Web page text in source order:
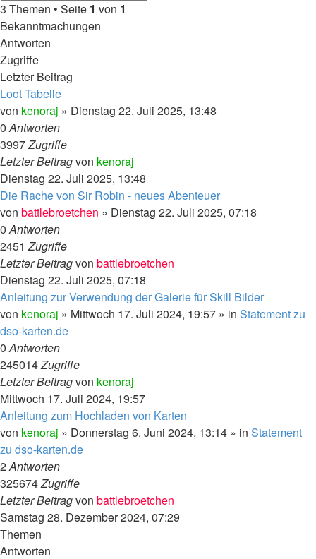
3 Themen • Seite 1 von 1
Bekanntmachungen
Antworten
Zugriffe
Letzter Beitrag
Loot Tabelle
von kenoraj » Dienstag 22. Juli 2025, 13:48
0Antworten
3997Zugriffe
Letzter Beitragvon kenoraj
Dienstag 22. Juli 2025, 13:48
Die Rache von Sir Robin - neues Abenteuer
von battlebroetchen » Dienstag 22. Juli 2025, 07:18
0Antworten
2451Zugriffe
Letzter Beitragvon battlebroetchen
Dienstag 22. Juli 2025, 07:18
Anleitung zur Verwendung der Galerie für Skill Bilder
von kenoraj » Mittwoch 17. Juli 2024, 19:57 » in Statement zu
dso-karten.de
0Antworten
245014Zugriffe
Letzter Beitragvon kenoraj
Mittwoch 17. Juli 2024, 19:57
Anleitung zum Hochladen von Karten
von kenoraj » Donnerstag 6. Juni 2024, 13:14 » in Statement
zu dso-karten.de
2Antworten
325674Zugriffe
Letzter Beitragvon battlebroetchen
Samstag 28. Dezember 2024, 07:29
Themen
Antworten